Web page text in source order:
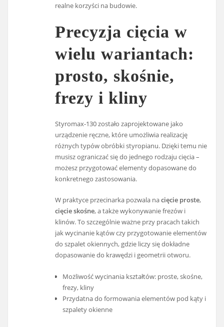
realne korzyści na budowie.
Precyzja cięcia w
wielu wariantach:
prosto, skośnie,
frezy i kliny
Styromax-130 zostało zaprojektowane jako
urządzenie ręczne, które umożliwia realizację
różnych typów obróbki styropianu. Dzięki temu nie
musisz ograniczać się do jednego rodzaju cięcia –
możesz przygotować elementy dopasowane do
konkretnego zastosowania.
W praktyce przecinarka pozwala nacięcie proste,
cięcie skośne, a także wykonywanie frezów i
klinów. To szczególnie ważne przy pracach takich
jak wycinanie kątów czy przygotowanie elementów
do szpalet okiennych, gdzie liczy się dokładne
dopasowanie do krawędzi i geometrii otworu.
Możliwość wycinania kształtów: proste, skośne,
frezy, kliny
Przydatna do formowania elementów pod kąty i
szpalety okienne